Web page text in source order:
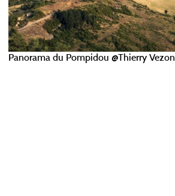
Panorama du Pompidou @Thierry Vezon